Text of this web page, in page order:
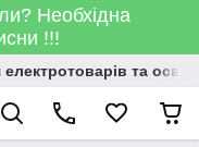
Необхідна
!!!
та